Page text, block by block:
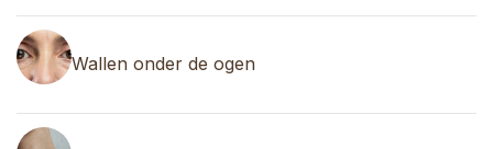
Wallen onder de ogen